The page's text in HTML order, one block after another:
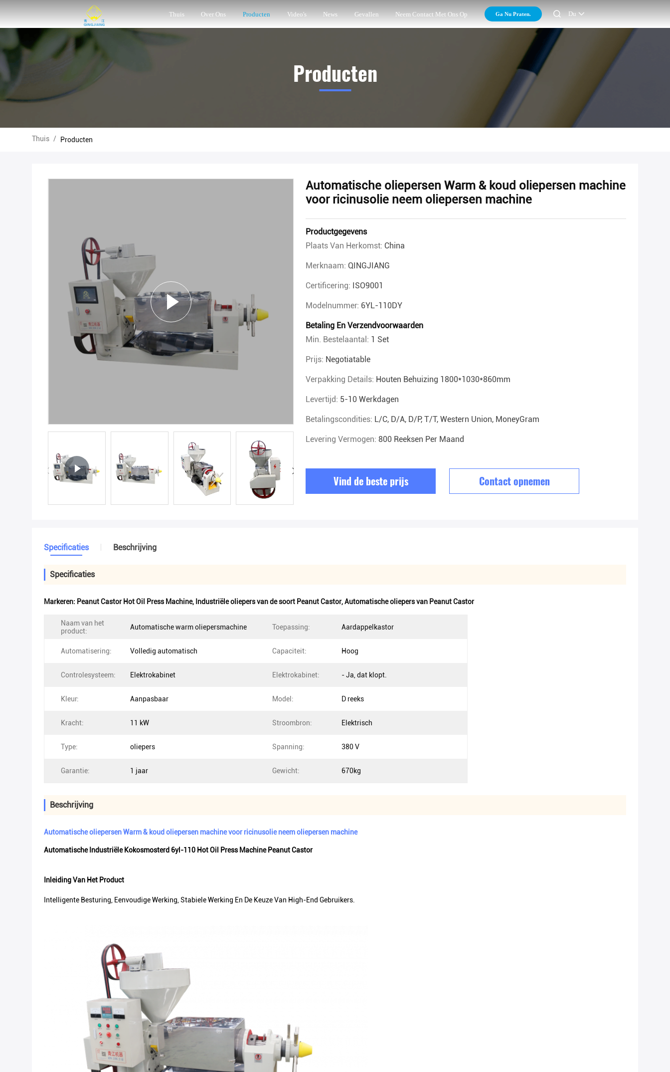
Thuis Over Ons Producten Video's News Gevallen Neem Contact Met Ons Op Ga Nu Praten.  Du
Producten
Thuis / Producten
Automatische oliepersen Warm & koud oliepersen machine
voor ricinusolie neem oliepersen machine
Productgegevens
Plaats Van Herkomst: China
Merknaam: QINGJIANG
Certificering: ISO9001
Modelnummer: 6YL-110DY
Betaling En Verzendvoorwaarden
Min. Bestelaantal: 1 Set
Prijs: Negotiatable
Verpakking Details: Houten Behuizing 1800*1030*860mm
Levertijd: 5-10 Werkdagen
Betalingscondities: L/C, D/A, D/P, T/T, Western Union, MoneyGram
Levering Vermogen: 800 Reeksen Per Maand
Vind de beste prijs Contact opnemen
Specificaties Beschrijving
Specificaties
Markeren: Peanut Castor Hot Oil Press Machine, Industriële oliepers van de soort Peanut Castor,Automatische oliepers van Peanut Castor
Naam van het
product:
Automatische warm oliepersmachine Toepassing: Aardappelkastor
Automatisering: Volledig automatisch Capaciteit: Hoog
Controlesysteem: Elektrokabinet Elektrokabinet: - Ja, dat klopt.
Kleur: Aanpasbaar Model: D reeks
Kracht: 11 kW Stroombron: Elektrisch
Type: oliepers Spanning: 380 V
Garantie: 1 jaar Gewicht: 670kg
Beschrijving
Automatische oliepersen Warm & koud oliepersen machine voor ricinusolie neem oliepersen machine
Automatische Industriële Kokosmosterd 6yl-110 Hot Oil Press Machine Peanut Castor
Inleiding Van Het Product
Intelligente Besturing, Eenvoudige Werking, Stabiele Werking En De Keuze Van High-End Gebruikers.